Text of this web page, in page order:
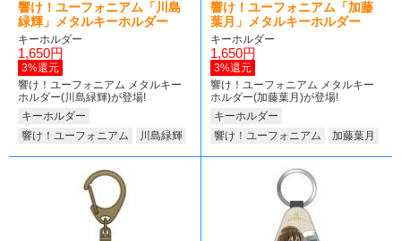
響け！ユーフォニアム「川島
緑輝」メタルキーホルダー
キーホルダー
1,650円
3%還元
響け！ユーフォニアム メタルキー
ホルダー(川島緑輝)が登場!
キーホルダー
響け！ユーフォニアム
川島緑輝
響け！ユーフォニアム「加藤
葉月」メタルキーホルダー
キーホルダー
1,650円
3%還元
響け！ユーフォニアム メタルキー
ホルダー(加藤葉月)が登場!
キーホルダー
響け！ユーフォニアム
加藤葉月